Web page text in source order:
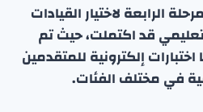
الرابعة لاختيار القيادات
قد اكتملت، حيث تم
إلكترونية للمتقدمين
في مختلف الفئات.